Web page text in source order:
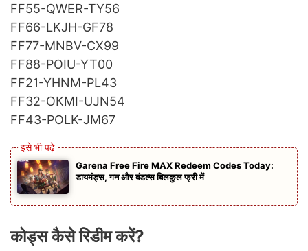
FF55-QWER-TY56
FF66-LKJH-GF78
FF77-MNBV-CX99
FF88-POIU-YT00
FF21-YHNM-PL43
FF32-OKMI-UJN54
FF43-POLK-JM67
Garena Free Fire MAX Redeem Codes Today:
डायमंड्स, गन और बंडल्स बिलकुल फ्री में
कोड्स कैसे रिडीम करें?